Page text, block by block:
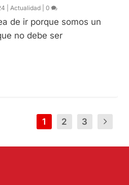
|Actualidad |0
de ir porque somos un
no debe ser
1 2 3